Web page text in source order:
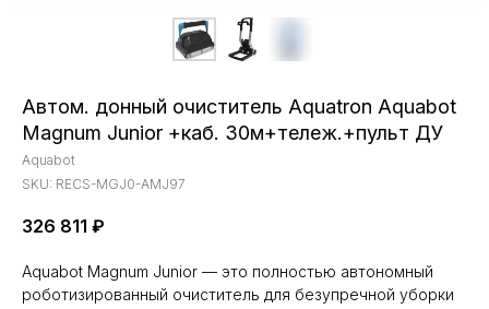
Автом. донный очиститель Aquatron Aquabot
Magnum Junior +каб. 30м+тележ.+пульт ДУ
Aquabot
SKU: RECS-MGJ0-AMJ97
326 811 ₽
Aquabot Magnum Junior — это полностью автономный
роботизированный очиститель для безупречной уборки